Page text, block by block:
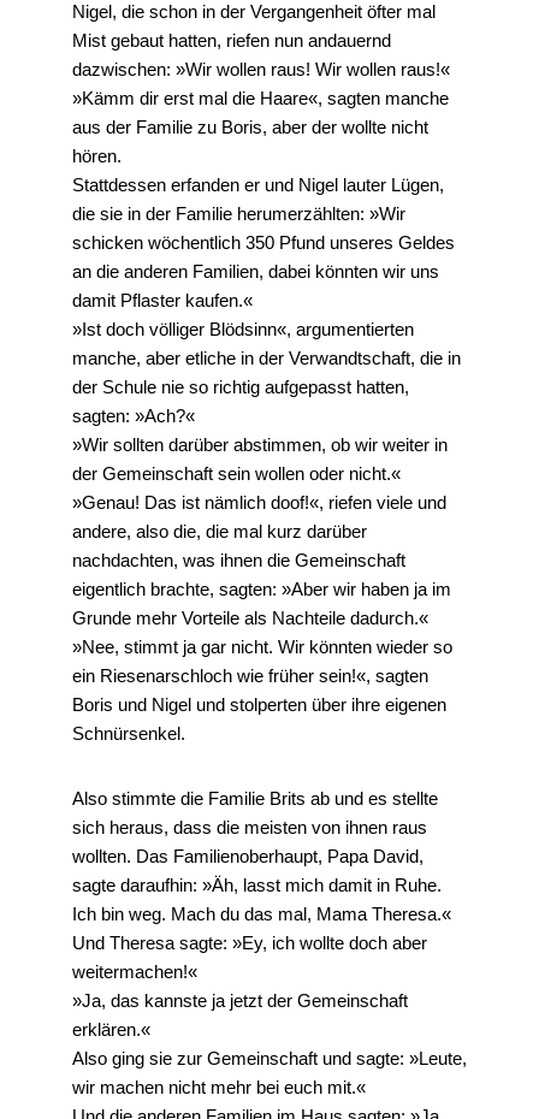
Nigel, die schon in der Vergangenheit öfter mal
Mist gebaut hatten, riefen nun andauernd
dazwischen: »Wir wollen raus! Wir wollen raus!«
»Kämm dir erst mal die Haare«, sagten manche
aus der Familie zu Boris, aber der wollte nicht
hören.
Stattdessen erfanden er und Nigel lauter Lügen,
die sie in der Familie herumerzählten: »Wir
schicken wöchentlich 350 Pfund unseres Geldes
an die anderen Familien, dabei könnten wir uns
damit Pflaster kaufen.«
»Ist doch völliger Blödsinn«, argumentierten
manche, aber etliche in der Verwandtschaft, die in
der Schule nie so richtig aufgepasst hatten,
sagten: »Ach?«
»Wir sollten darüber abstimmen, ob wir weiter in
der Gemeinschaft sein wollen oder nicht.«
»Genau! Das ist nämlich doof!«, riefen viele und
andere, also die, die mal kurz darüber
nachdachten, was ihnen die Gemeinschaft
eigentlich brachte, sagten: »Aber wir haben ja im
Grunde mehr Vorteile als Nachteile dadurch.«
»Nee, stimmt ja gar nicht. Wir könnten wieder so
ein Riesenarschloch wie früher sein!«, sagten
Boris und Nigel und stolperten über ihre eigenen
Schnürsenkel.
Also stimmte die Familie Brits ab und es stellte
sich heraus, dass die meisten von ihnen raus
wollten. Das Familienoberhaupt, Papa David,
sagte daraufhin: »Äh, lasst mich damit in Ruhe.
Ich bin weg. Mach du das mal, Mama Theresa.«
Und Theresa sagte: »Ey, ich wollte doch aber
weitermachen!«
»Ja, das kannste ja jetzt der Gemeinschaft
erklären.«
Also ging sie zur Gemeinschaft und sagte: »Leute,
wir machen nicht mehr bei euch mit.«